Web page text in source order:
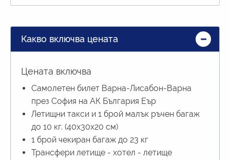
Какво включва цената
Цената включва
Самолетен билет Варна-Лисабон-Варна
през София на АК България Еър
Летищни такси и 1 брой малък ръчен багаж
до 10 кг. (40х30х20 см)
1 брой чекиран багаж до 23 кг
Трансфери летище - хотел - летище